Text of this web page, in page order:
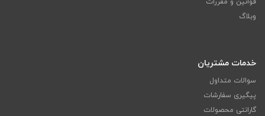
وبلاگ
خدمات مشتریان
سوالات متداول
پیگیری سفارشات
گارانتی محصولات